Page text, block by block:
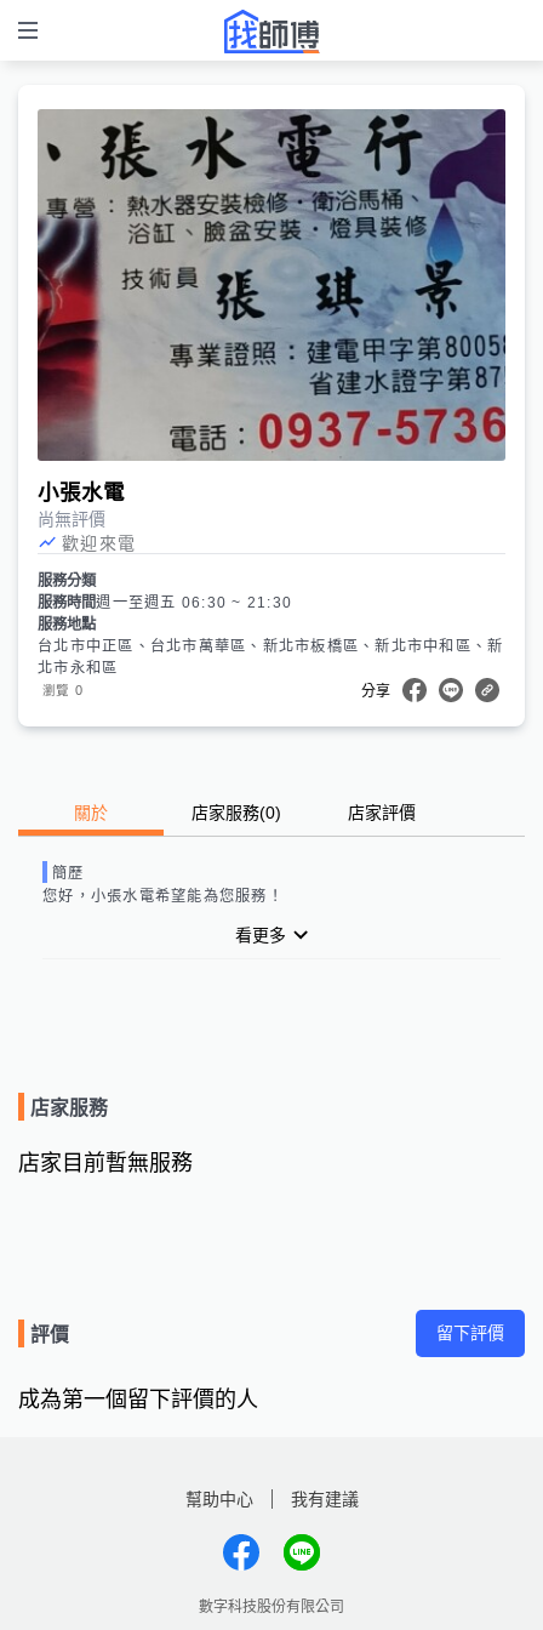
小張水電
尚無評價
歡迎來電
服務分類
服務時間週一至週五 06:30 ~ 21:30
服務地點
台北市中正區、台北市萬華區、新北市板橋區、新北市中和區、新
北市永和區
瀏覽 0 分享
關於 店家服務(0) 店家評價
簡歷
您好， 小張水電希望能為您服務！
看更多
店家服務
店家目前暫無服務
評價 留下評價
成為第一個留下評價的人
幫助中心 我有建議
數字科技股份有限公司